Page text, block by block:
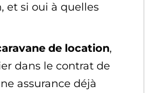
et si oui à quelles
de location,
dans le contrat de
assurance déjà